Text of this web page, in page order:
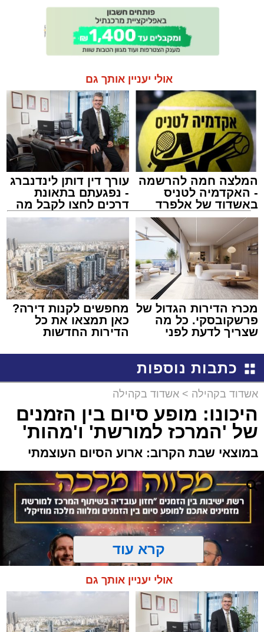
אולי יעניין אותך גם
המלצה חמה להרשמה
- האקדמיה לטניס
באשדוד של אלפרד
קריאולנסקי - לילדים
עורך דין דותן לינדנברג
- נפגעתם בתאונת
דרכים לחצו לקבל מה
שמגיע לכם
מכרז הדירות הגדול של
פרשקובסקי. כל מה
שצריך לדעת לפני
באשדוד
מחפשים לקנות דירה?
כאן תמצאו את כל
הדירות החדשות
כתבות נוספות
אשדוד בקהילה > אשדוד בקהילה
היכונו: מופע סיום בין הזמנים
של 'המרכז למורשת' ו'מהות'
במוצאי שבת הקרוב: ארוע הסיום העוצמתי
קרא עוד
אולי יעניין אותך גם